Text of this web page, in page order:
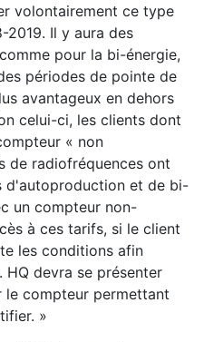
volontairement ce type
2019. Il y aura des
pour la bi-énergie,
périodes de pointe de
avantageux en dehors
celui-ci, les clients dont
« non
de radiofréquences ont
d'autoproduction et de bi-
un compteur non-
à ces tarifs, si le client
les conditions afin
HQ devra se présenter
le compteur permettant
»